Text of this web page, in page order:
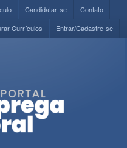
Candidatar-se
Contato
Entrar/Cadastre-se
Currículos